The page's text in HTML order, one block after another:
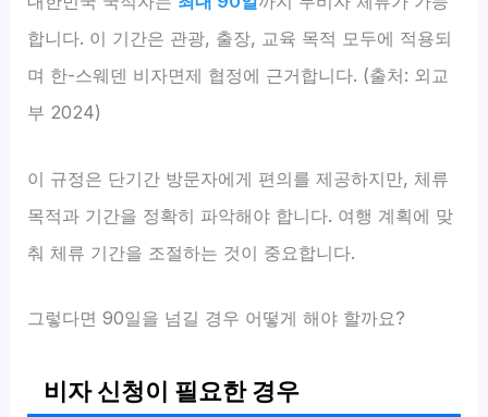
합니다. 이 기간은 관광, 출장, 교육 목적 모두에 적용되
며 한-스웨덴 비자면제 협정에 근거합니다. (출처: 외교
부 2024)
이 규정은 단기간 방문자에게 편의를 제공하지만, 체류
목적과 기간을 정확히 파악해야 합니다. 여행 계획에 맞
춰 체류 기간을 조절하는 것이 중요합니다.
그렇다면 90일을 넘길 경우 어떻게 해야 할까요?
비자 신청이 필요한 경우